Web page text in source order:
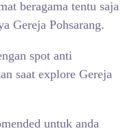
beragama tentu saja
Gereja Pohsarang.
spot anti
saat explore Gereja
untuk anda